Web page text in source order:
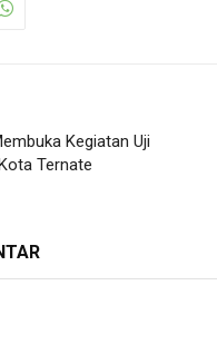
Kegiatan Uji
Ternate